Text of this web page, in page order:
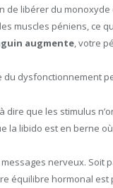
libérer du
muscles péniens, ce
augmente, votre
du dysfonctionnement
à dire que les stimulus
la libido est en berne
messages nerveux. Soit
équilibre hormonal est